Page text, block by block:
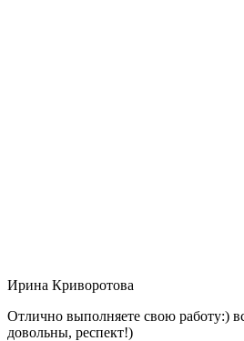
Ирина Криворотова
Отлично выполняете свою работу:)
довольны, респект!)